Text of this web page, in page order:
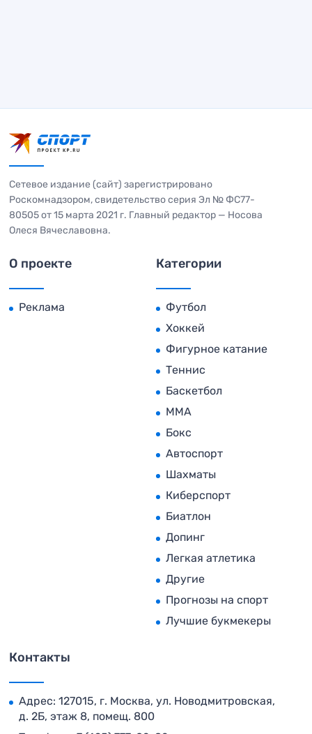
Сетевое издание (сайт) зарегистрировано
Роскомнадзором, свидетельство серия Эл № ФС77-
80505 от 15 марта 2021 г. Главный редактор — Носова
Олеся Вячеславовна.
О проекте
Реклама
Категории
Футбол
Хоккей
Фигурное катание
Теннис
Баскетбол
MMA
Бокс
Автоспорт
Шахматы
Киберспорт
Биатлон
Допинг
Легкая атлетика
Другие
Прогнозы на спорт
Лучшие букмекеры
Контакты
Адрес: 127015, г. Москва, ул. Новодмитровская,
д. 2Б, этаж 8, помещ. 800